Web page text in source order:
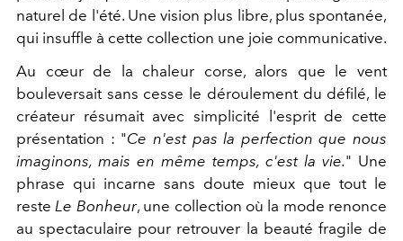
naturel de l'été. Une vision plus libre, plus spontanée,
qui insuffle à cette collection une joie communicative.
Au cœur de la chaleur corse, alors que le vent
bouleversait sans cesse le déroulement du défilé, le
créateur résumait avec simplicité l'esprit de cette
présentation : "Ce n'est pas la perfection que nous
imaginons, mais en même temps, c'est la vie." Une
phrase qui incarne sans doute mieux que tout le
resteLe Bonheur, une collection où la mode renonce
au spectaculaire pour retrouver la beauté fragile de